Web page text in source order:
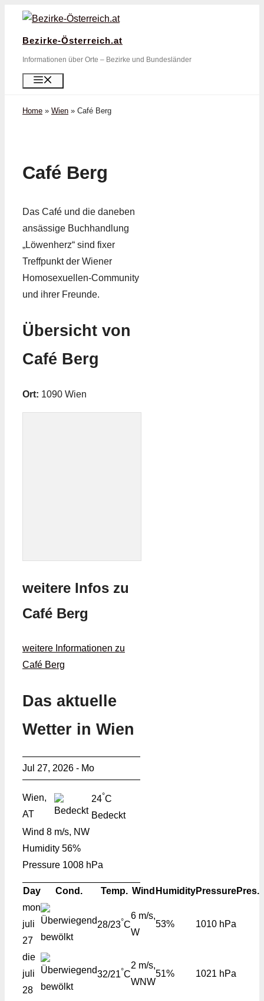
Zum
springen
Bezirke-Österreich.at
Informationen über Orte – Bezirke und Bundesländer
Home » Wien » Café Berg
Café Berg
Das Café und die daneben
ansässige Buchhandlung
„Löwenherz“ sind fixer
Treffpunkt der Wiener
Homosexuellen-Community
und ihrer Freunde.
Übersicht von
Café Berg
Ort: 1090 Wien
weitere Infos zu
Café Berg
weitere Informationen zu
Café Berg
Das aktuelle
Wetter in Wien
Jul 27, 2026 - Mo
Wien,
AT
24°C
Bedeckt
Wind 8 m/s, NW
Humidity 56%
Pressure 1008 hPa
Day Cond. Temp. Wind HumidityPressurePres.
mon
juli
27
28/23°C
6 m/s,
W
53% 1010 hPa
die
juli
28
32/21°C
2 m/s,
WNW
51% 1021 hPa